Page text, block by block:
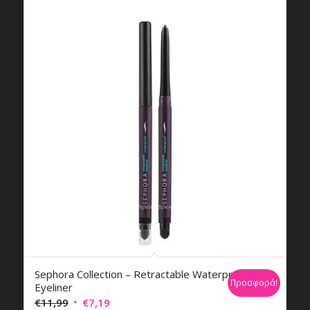
Sephora Collection – Retractable Waterproof
Eyeliner
€11,99 Original
€7,19Η
Προσφορά!